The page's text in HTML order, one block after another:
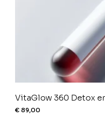
VitaGlow 360 Detox
€ 89,00